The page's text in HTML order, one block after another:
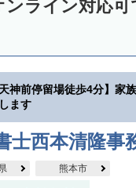
ライン対応可
天神前停留場徒歩4分】家
ます
士西本清隆事
熊本市